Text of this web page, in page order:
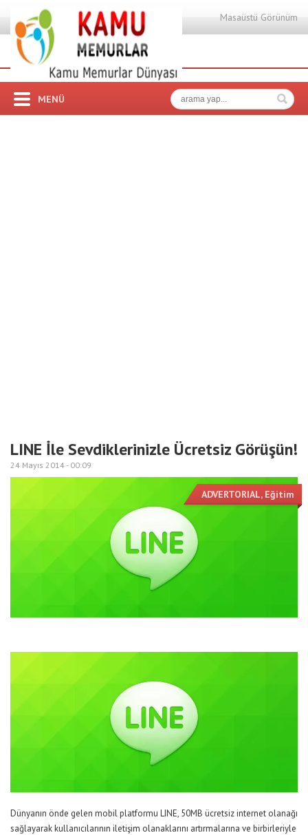
Masaüstü Görünüm
MENÜ
LINE İle Sevdiklerinizle Ücretsiz Görüşün!
24 Mayıs 2014 - 00:09
ADVERTORIAL, Eğitim
Dünyanın önde gelen mobil platformu LINE, 50MB ücretsiz internet olanağı
sağlayarak kullanıcılarının iletişim olanaklarını artırmalarına ve birbirleriyle